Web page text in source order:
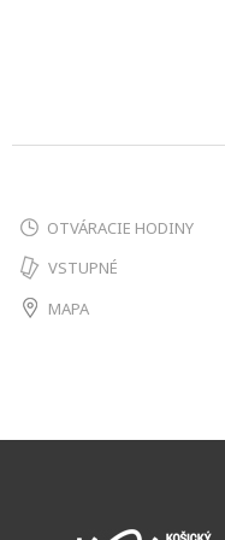
OTVÁRACIE HODINY
VSTUPNÉ
MAPA